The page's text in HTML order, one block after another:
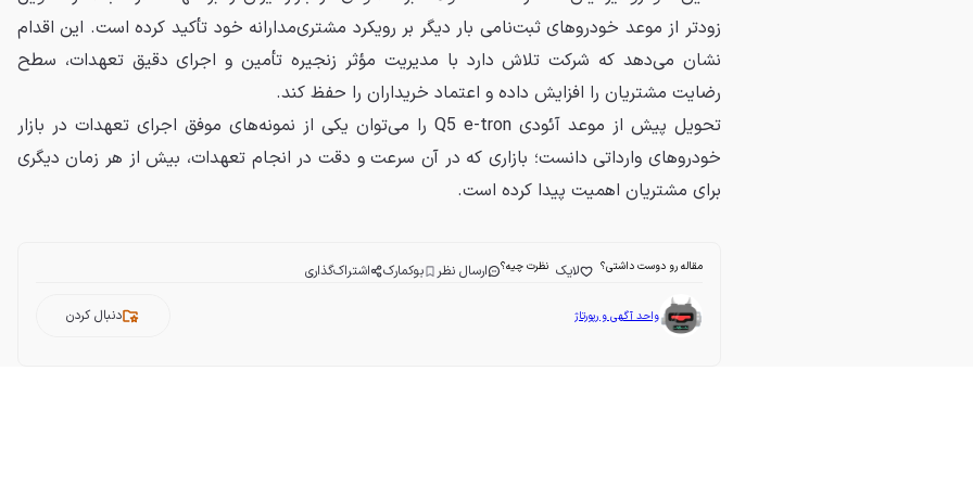
زودتر از موعد خودروهای ثبت‌نامی بار دیگر بر رویکرد مشتری‌مدارانه خود تأکید کرده است. این اقدام
نشان می‌دهد که شرکت تلاش دارد با مدیریت مؤثر زنجیره تأمین و اجرای دقیق تعهدات، سطح
رضایت مشتریان را افزایش داده و اعتماد خریداران را حفظ کند.
تحویل پیش از موعد آئودی Q5 e-tron را می‌توان یکی از نمونه‌های موفق اجرای تعهدات در بازار
خودروهای وارداتی دانست؛ بازاری که در آن سرعت و دقت در انجام تعهدات، بیش از هر زمان دیگری
برای مشتریان اهمیت پیدا کرده است.
مقاله رو دوست داشتی؟ لایک نظرت چیه؟ ارسال نظر بوکمارک اشتراک‌گذاری
واحد آگهی و رپورتاژ دنبال کردن